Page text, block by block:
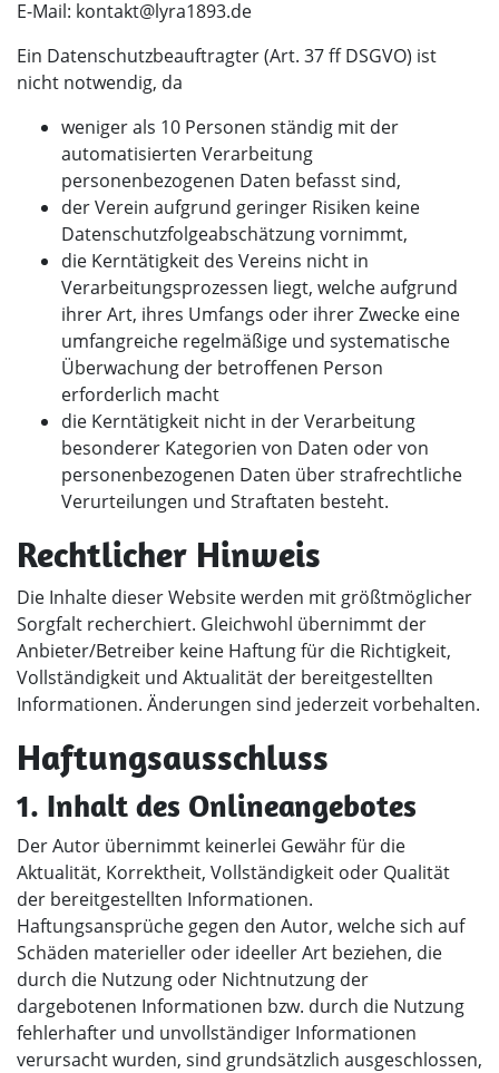
E-Mail: kontakt(bei)lyra1893.de
Ein Datenschutzbeauftragter (Art. 37 ff DSGVO) ist
nicht notwendig, da
weniger als 10 Personen ständig mit der
automatisierten Verarbeitung
personenbezogenen Daten befasst sind,
der Verein aufgrund geringer Risiken keine
Datenschutzfolgeabschätzung vornimmt,
die Kerntätigkeit des Vereins nicht in
Verarbeitungsprozessen liegt, welche aufgrund
ihrer Art, ihres Umfangs oder ihrer Zwecke eine
umfangreiche regelmäßige und systematische
Überwachung der betroffenen Person
erforderlich macht
die Kerntätigkeit nicht in der Verarbeitung
besonderer Kategorien von Daten oder von
personenbezogenen Daten über strafrechtliche
Verurteilungen und Straftaten besteht.
Rechtlicher Hinweis
Die Inhalte dieser Website werden mit größtmöglicher
Sorgfalt recherchiert. Gleichwohl übernimmt der
Anbieter/Betreiber keine Haftung für die Richtigkeit,
Vollständigkeit und Aktualität der bereitgestellten
Informationen. Änderungen sind jederzeit vorbehalten.
Haftungsausschluss
1. Inhalt des Onlineangebotes
Der Autor übernimmt keinerlei Gewähr für die
Aktualität, Korrektheit, Vollständigkeit oder Qualität
der bereitgestellten Informationen.
Haftungsansprüche gegen den Autor, welche sich auf
Schäden materieller oder ideeller Art beziehen, die
durch die Nutzung oder Nichtnutzung der
dargebotenen Informationen bzw. durch die Nutzung
fehlerhafter und unvollständiger Informationen
verursacht wurden, sind grundsätzlich ausgeschlossen,